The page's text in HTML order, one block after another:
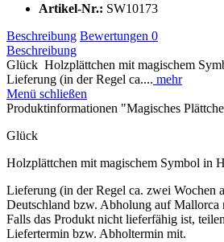
Artikel-Nr.: SW10173
Beschreibung Bewertungen 0
Beschreibung
Glück Holzplättchen mit magischem
Lieferung (in der Regel ca.... mehr
Menü schließen
Produktinformationen "Magisches
Glück
Holzplättchen mit magischem Symbol in
Lieferung (in der Regel ca. zwei Wochen
Deutschland bzw. Abholung auf Mallorca
Falls das Produkt nicht lieferfähig ist,
Liefertermin bzw. Abholtermin mit.